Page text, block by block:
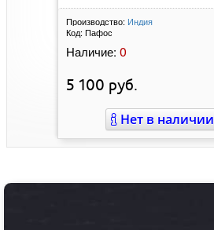
Производство: Индия
Код: Пафос
Наличие: 0
5 100 руб.
Нет в наличии